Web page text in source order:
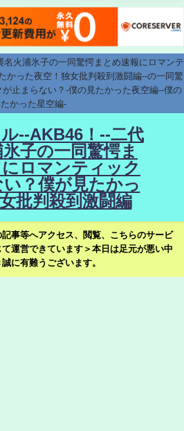
名火浦氷子の一同驚愕まとめ速報にロマンテ
かった夜空！独女批判殺到激闘編--の一同驚
止まらない？-僕の見たかった夜空編--僕の
たかった星空編-
--AKB46！--二代
氷子の一同驚愕ま
ロマンティック
？僕が見たかっ
批判殺到激闘編
事等へアクセス、閲覧、こちらのサービ
運営できています＞本日は足元が悪い中
に有難うございます。